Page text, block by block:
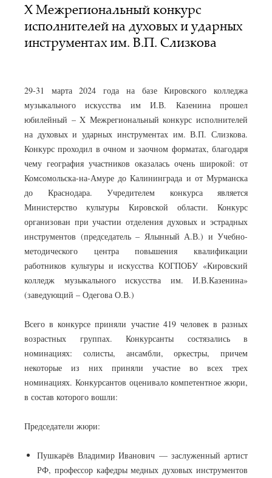
X Межрегиональный конкурс
исполнителей на духовых и ударных
инструментах им. В.П. Слизкова
29-31 марта 2024 года на базе Кировского колледжа
музыкального искусства им И.В. Казенина прошел
юбилейный – X Межрегиональный конкурс исполнителей
на духовых и ударных инструментах им. В.П. Слизкова.
Конкурс проходил в очном и заочном форматах, благодаря
чему география участников оказалась очень широкой: от
Комсомольска-на-Амуре до Калининграда и от Мурманска
до Краснодара. Учредителем конкурса является
Министерство культуры Кировской области. Конкурс
организован при участии отделения духовых и эстрадных
инструментов (председатель – Ялынный А.В.) и Учебно-
методического центра повышения квалификации
работников культуры и искусства КОГПОБУ «Кировский
колледж музыкального искусства им. И.В.Казенина»
(заведующий – Одегова О.В.)
Всего в конкурсе приняли участие 419 человек в разных
возрастных группах. Конкурсанты состязались в
номинациях: солисты, ансамбли, оркестры, причем
некоторые из них приняли участие во всех трех
номинациях. Конкурсантов оценивало компетентное жюри,
в состав которого вошли:
Председатели жюри:
Пушкарёв Владимир Иванович — заслуженный артист
РФ, профессор кафедры медных духовых инструментов